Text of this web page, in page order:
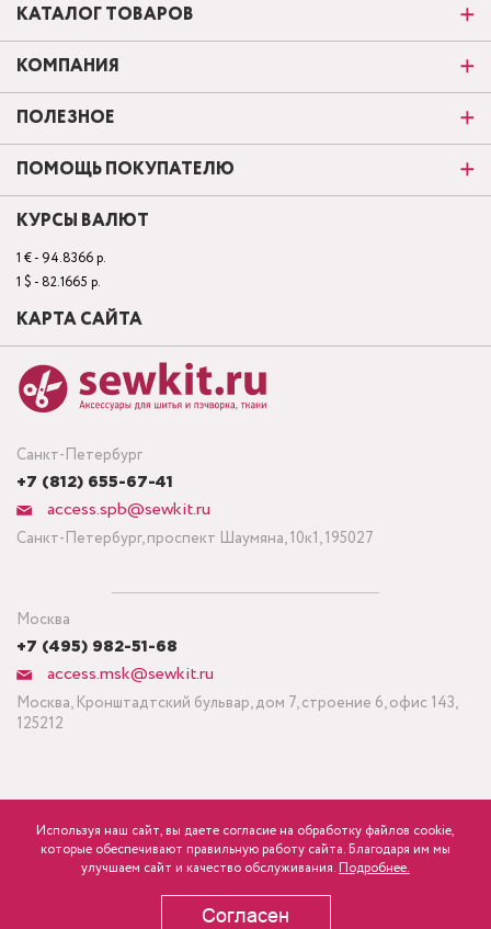
р. розница Минимальный заказ ткани от 3 метров
В КОРЗИНУ
Санкт-Петербург
+7 (812) 655-67-41
access.spb@sewkit.ru
Санкт-Петербург, проспект Шаумяна, 10к1, 195027
Москва
+7 (495) 982-51-68
access.msk@sewkit.ru
Москва, Кронштадтский бульвар, дом 7, строение 6, офис 143,
125212
КАТАЛОГ ТОВАРОВ
КОМПАНИЯ
ПОЛЕЗНОЕ
ПОМОЩЬ ПОКУПАТЕЛЮ
КУРСЫ ВАЛЮТ
1 € - 94.8366 р.
1 $ - 82.1665 р.
КАРТА САЙТА
Политика конфиденциальности
ПОДПИСАТЬСЯ НА НОВОСТИ
Используя наш сайт, вы даете согласие на обработку файлов cookie,
которые обеспечивают правильную работу сайта. Благодаря им мы
улучшаем сайт и качество обслуживания. Подробнее.
Согласен